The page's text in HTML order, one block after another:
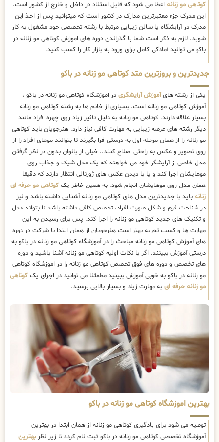
کوتاهی مو زنانه اعطا می شود که قابل استناد در داخل و خارج از کشور است.
این مدرک جزء معتبرترین مدارک در کشور است که میتوانید پس از اخذ این
مدرک در آرایشگاه یا سالن زیبایی مرتبط با رشته تخصصی خود مشغول به کار
شوید. لازم به ذکر است شما با گذراندن دوره های اموزش کوتاهی مو زنانه در
باکو می توانید آمادگی کامل برای ورود به بازار کار را کسب کنید.
جدیدترین و بروزترین متد کوتاهی مو زنانه در باکو
یکی از رشته هایآموزش آرایشگری در اموزشگاه کوتاهی مو زنانه در باکو ،
آموزش کوتاهی مو زنانه است. بسیاری از خانم ها به رشته کوتاهی مو زنانه
بسیار علاقه دارند. کوتاهی مو زنانه به دلیل تاثیر زیاد روی چهره افراد مانند
دیگر رشته های عرصه زیبایی به مهارت کافی نیاز دارد. هنرجویان باید کوتاهی
مو زنانه را از همان مرحله اول به درستی فرا بگیرند تا بتوانند موهای افراد را از
روی تصویر و عکس به راحتی اصلاح کنند.. خیلی از بانوان بدون در نظر گرفتن
مدل خاصی از آرایشگر خود می خواهند که یک مدل شیک و جذاب روی
موهایشان اجرا کند و یا با دیدن عکس های ژورنالی انتظار دارند که دقیقا
همان مدل روی موهایشان انجام شود. به همین خاطر یک کوتاهی مو حرفه ای
زنانه باید با جدیدترین مدل های کوتاهی مو زنانه آشنایی داشته باشد و نیز
در شناخت فرم و شکل صورت افراد، تخصص کافی داشته باشد تا بتواند مدل
و تکنیک های جدید کوتاهی مو زنانه را اجرا کند. پس برای رسیدن به این
مهارت ها و کسب تجربه بهتر است هنرجویان از همان ابتدا با شرکت در دوره
های آموزش کوتاهی مو زنانه مباحث را در آموزشگاه کوتاهی مو زنانه در باکو به
درستی آموزش ببینند. اگر با نکات اولیه کوتاهی مو زنانه آشنا باشید و دوره
های تخصص و دوره های فوق تخصص کوتاهی مو زنانه را در اموزشگاه کوتاهی
مو زنانه در باکو به خوبی آموزش ببینید مطمئنا می توانید در اجرای یک کوتاهی
مو زنانه حرفه ای به مهارت زیاد و بسیار بالایی برسید.
بهترین اموزشگاه کوتاهی مو زنانه در باکو
توصیه می شود برای یادگیری کوتاهی مو زنانه از همان ابتدا در بهترین
آموزشگاه تخصصی کوتاهی مو زنانه در باکو ثبت نام کرده تا زیر نظربهترین